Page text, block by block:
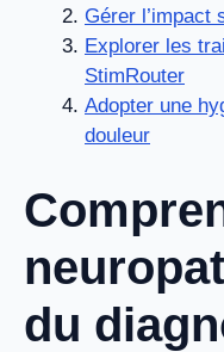
Gérer l’impact
Explorer les
StimRouter
Adopter une
douleur
du